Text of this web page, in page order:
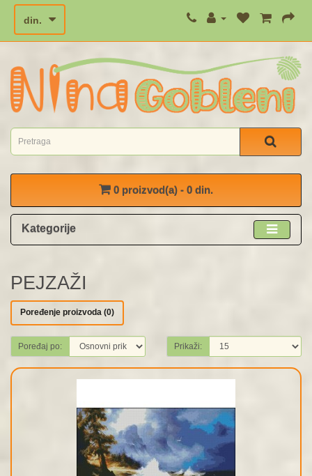
din.
0 proizvod(a) - 0 din.
Kategorije
PEJZAŽI
Poređenje proizvoda (0)
Poređaj po: Prikaži: